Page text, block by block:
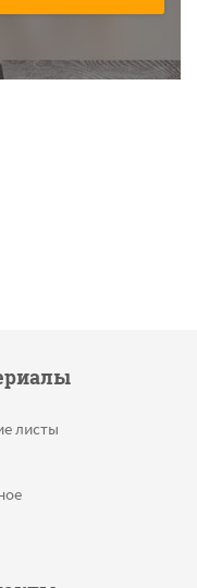
листы